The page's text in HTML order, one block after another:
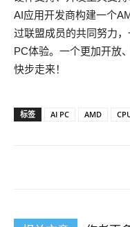
AI应用开发商构建一个
过联盟成员的共同努力
PC体验。一个更加开放
快步走来！
标签 AI PC AMD